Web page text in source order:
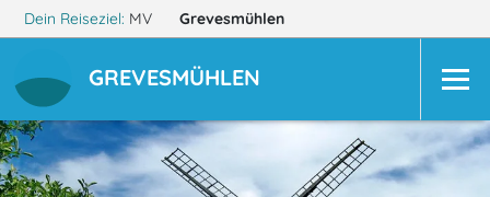
Dein Reiseziel: MV Grevesmühlen
GREVESMÜHLEN